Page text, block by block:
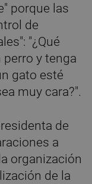
porque las
de
"¿Qué
y tenga
gato esté
muy cara?".
de
a
organización
de la